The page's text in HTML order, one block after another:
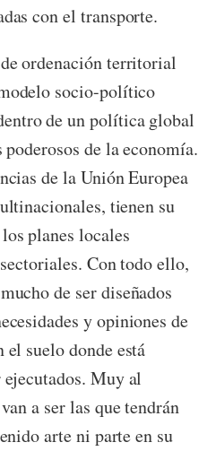
con el transporte.
ordenación territorial
socio-político
de un política global
de la economía.
de la Unión Europea
tienen su
planes locales
Con todo ello,
de ser diseñados
y opiniones de
el suelo donde está
Muy al
a ser las que tendrán
arte ni parte en su